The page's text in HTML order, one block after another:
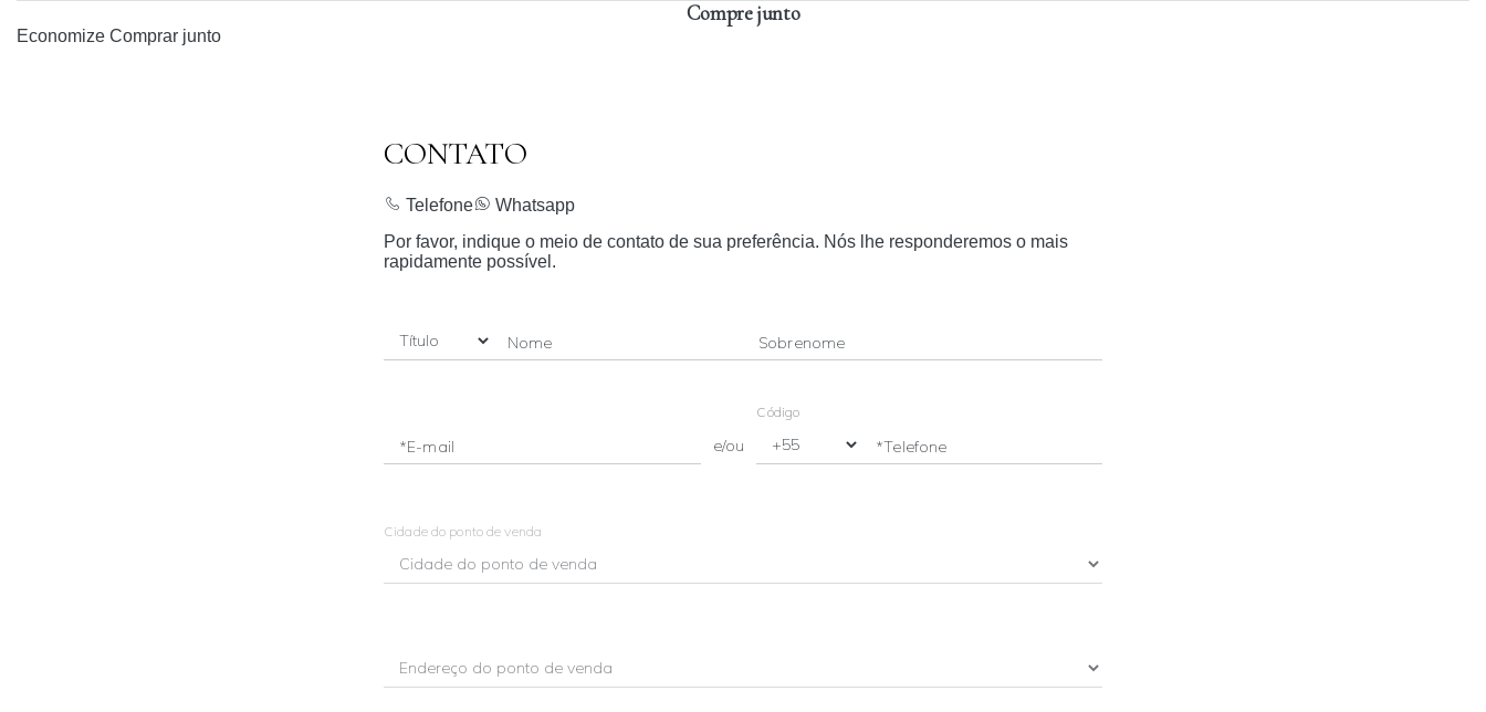
Compre junto
Economize Comprar junto
CONTATO
Telefone
Whatsapp
Por favor, indique o meio de contato de sua preferência. Nós lhe responderemos o mais
rapidamente possível.
Nome Sobrenome
*E-mail e/ou
Código
*Telefone
Cidade do ponto de venda